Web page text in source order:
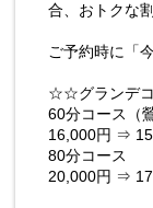
合、おトクな
ご予約時に「
☆☆グランデ
60分コース（
16,000円 ⇒
80分コース
20,000円 ⇒